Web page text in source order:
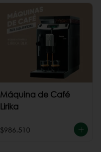
Máquina de Café
Lirika
$986.510